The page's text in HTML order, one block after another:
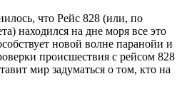
что Рейс 828 (или, по
находился на дне моря все это
новой волне паранойи и
происшествия с рейсом 828
мир задуматься о том, кто на